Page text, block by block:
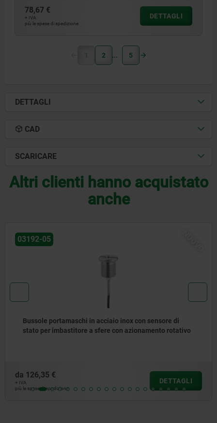
78,67 €
+ IVA
più le spese di spedizione
DETTAGLI
1 2 5
DETTAGLI
CAD
SCARICARE
Altri clienti hanno acquistato
anche
01042
Piastra base alluminio, con fori filettati
da717,16 €
più le spese di spedizione
DETTAGLI